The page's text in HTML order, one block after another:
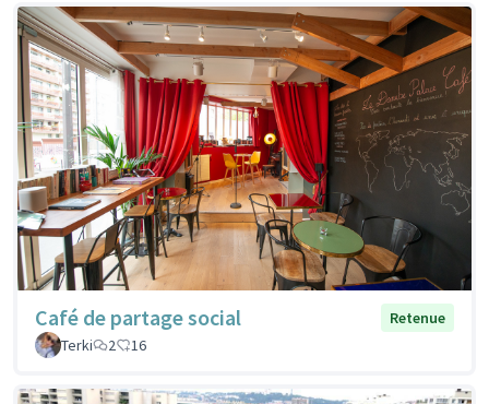
Café de partage social
Retenue
Terki
2 16